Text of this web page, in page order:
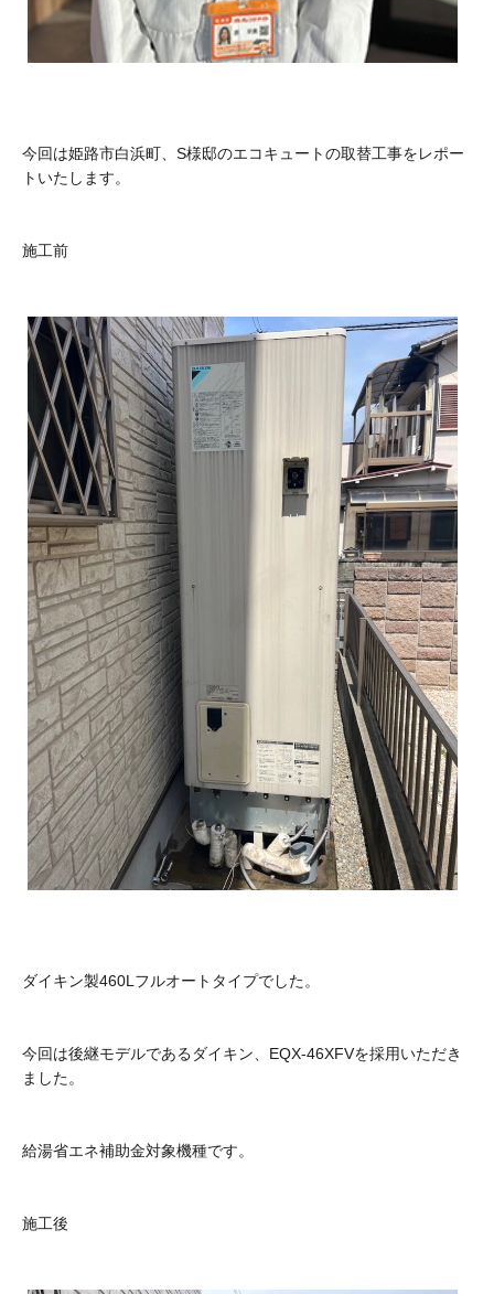
今回は姫路市白浜町、S様邸のエコキュートの取替工事をレポー
トいたします。
施工前
ダイキン製460Lフルオートタイプでした。
今回は後継モデルであるダイキン、EQX-46XFVを採用いただき
ました。
給湯省エネ補助金対象機種です。
施工後